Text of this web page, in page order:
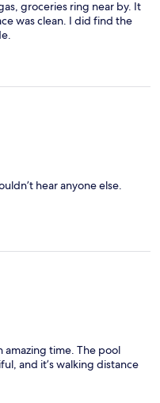
groceries ring near by. It
was clean. I did find the
hear anyone else.
amazing time. The pool
and it’s walking distance